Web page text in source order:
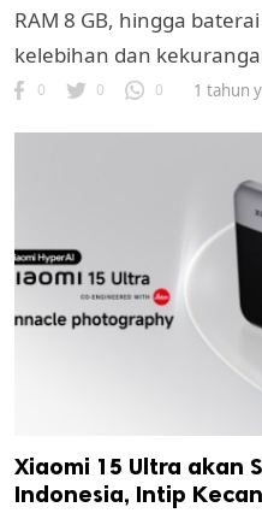
cipta.
RAM 8 GB, hingga
kelebihan dan
0 0 0 1 tahun
Xiaomi 15 Ultra akan
Indonesia, Intip